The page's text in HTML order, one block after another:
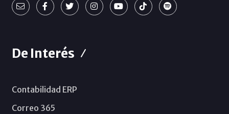
De Interés
Contabilidad ERP
Correo 365